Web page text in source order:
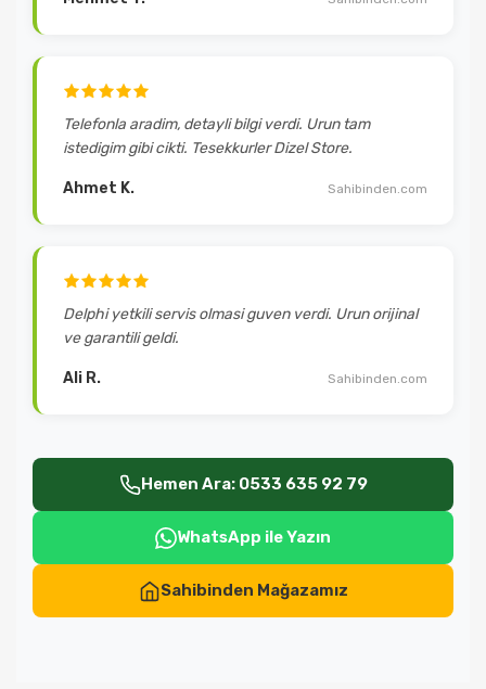
Telefonla aradim, detayli bilgi verdi. Urun tam
istedigim gibi cikti. Tesekkurler Dizel Store.
Ahmet K. Sahibinden.com
Delphi yetkili servis olmasi guven verdi. Urun orijinal
ve garantili geldi.
Ali R. Sahibinden.com
Hemen Ara: 0533 635 92 79
WhatsApp ile Yazın
Sahibinden Mağazamız